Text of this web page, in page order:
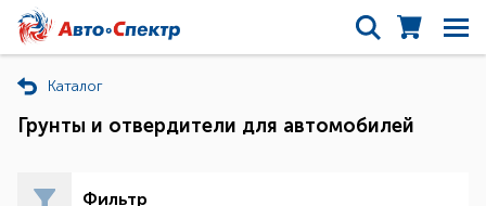
Каталог
Грунты и отвердители для автомобилей
Фильтр